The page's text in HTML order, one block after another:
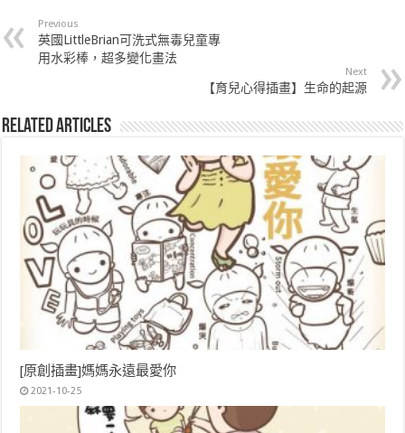
Previous
英國LittleBrian可洗式無毒兒童專
用水彩棒，超多變化畫法
Next
【育兒心得插畫】生命的起源
Related Articles
[原創插畫]媽媽永遠最愛你
2021-10-25